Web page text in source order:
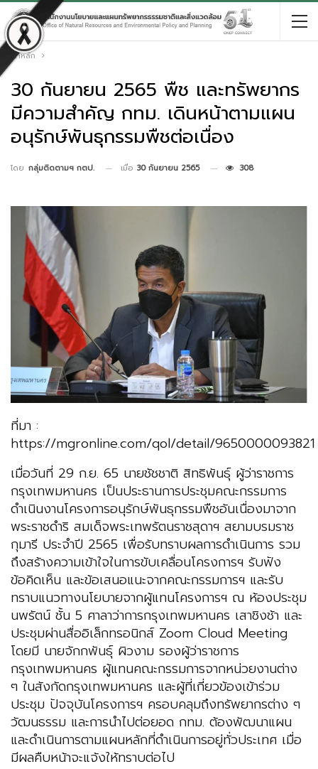
หน้าหลัก
30 กันยายน 2565 พืช และทรัพยากร
มีความสำคัญ กทม. เดินหน้าตามแผน
อนุรักษ์พันธุกรรมพืชต่อเนื่อง
โดย กลุ่มติดตามฯ กตป. เมื่อ 30 กันยายน 2565 308
ที่มา :
https://mgronline.com/qol/detail/9650000093821
เมื่อวันที่ 29 ก.ย. 65 นายชัชชาติ สิทธิพันธุ์ ผู้ว่าราชการ
กรุงเทพมหานคร เป็นประธานการประชุมคณะกรรมการ
ดำเนินงานโครงการอนุรักษ์พันธุกรรมพืชอันเนื่องมาจาก
พระราชดำริ สมเด็จพระเทพรัตนราชสุดาฯ สยามบรมราช
กุมารี ประจำปี 2565 เพื่อรับทราบผลการดำเนินการ รวม
ถึงสร้างความเข้าใจในการขับเคลื่อนโครงการฯ รับฟัง
ข้อคิดเห็น และข้อเสนอแนะจากคณะกรรมการฯ และรับ
ทราบแนวทางนโยบายจากผู้แทนโครงการฯ ณ ห้องประชุม
นพรัตน์ ชั้น 5 ศาลาว่าการกรุงเทพมหานคร เสาชิงช้า และ
ประชุมผ่านสื่ออิเล็กทรอนิกส์ Zoom Cloud Meeting
โดยมี นายจักกพันธุ์ ผิวงาม รองผู้ว่าราชการ
กรุงเทพมหานคร ผู้แทนคณะกรรมการจากหน่วยงานต่าง
ๆ ในสังกัดกรุงเทพมหานคร และผู้ที่เกี่ยวข้องเข้าร่วม
ประชุม ปัจจุบันโครงการฯ ครอบคลุมถึงทรัพยากรต่าง ๆ
วัฒนธรรม และการนำไปต่อยอด กทม. ต้องพัฒนาแผน
และดำเนินการตามแผนหลักที่ดำเนินการอยู่ทั่วประเทศ เมื่อ
มีผลคืบหน้าจะแจ้งให้ทราบต่อไป